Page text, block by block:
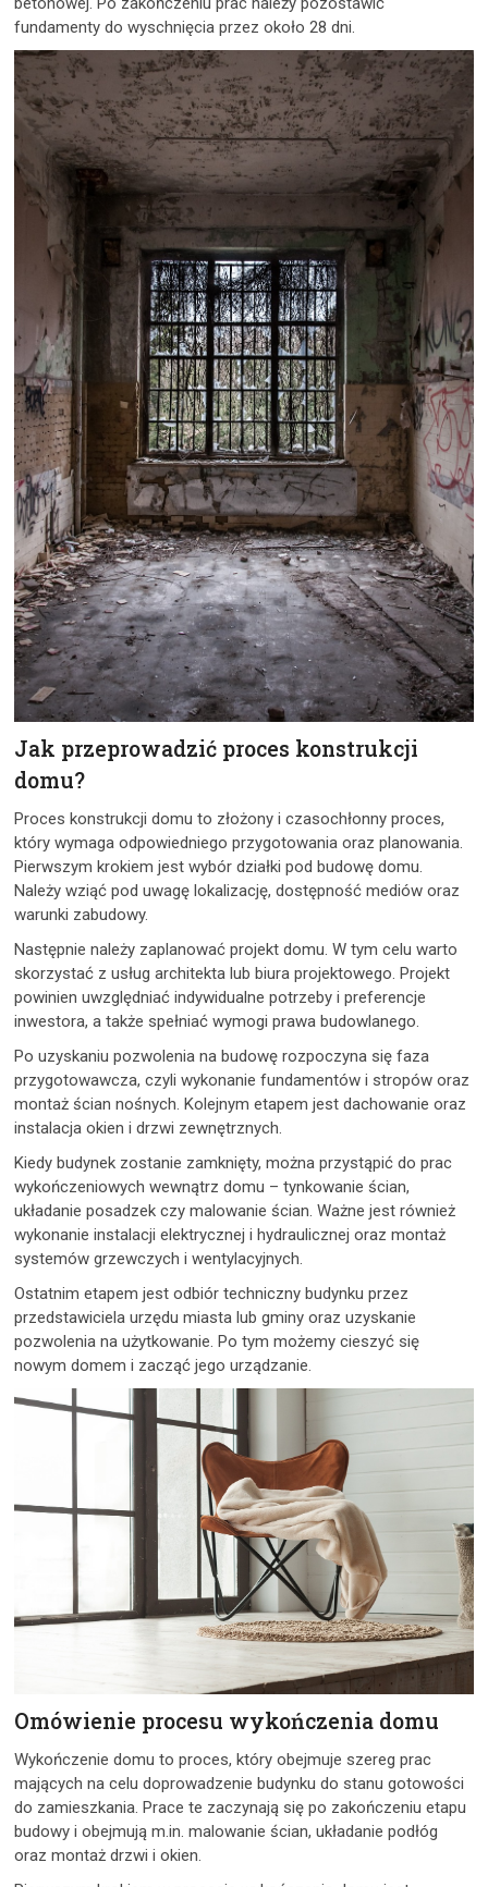
fundamenty do wyschnięcia przez około 28 dni.
Jak przeprowadzić proces konstrukcji
domu?
Proces konstrukcji domu to złożony i czasochłonny proces,
który wymaga odpowiedniego przygotowania oraz planowania.
Pierwszym krokiem jest wybór działki pod budowę domu.
Należy wziąć pod uwagę lokalizację, dostępność mediów oraz
warunki zabudowy.
Następnie należy zaplanować projekt domu. W tym celu warto
skorzystać z usług architekta lub biura projektowego. Projekt
powinien uwzględniać indywidualne potrzeby i preferencje
inwestora, a także spełniać wymogi prawa budowlanego.
Po uzyskaniu pozwolenia na budowę rozpoczyna się faza
przygotowawcza, czyli wykonanie fundamentów i stropów oraz
montaż ścian nośnych. Kolejnym etapem jest dachowanie oraz
instalacja okien i drzwi zewnętrznych.
Kiedy budynek zostanie zamknięty, można przystąpić do prac
wykończeniowych wewnątrz domu – tynkowanie ścian,
układanie posadzek czy malowanie ścian. Ważne jest również
wykonanie instalacji elektrycznej i hydraulicznej oraz montaż
systemów grzewczych i wentylacyjnych.
Ostatnim etapem jest odbiór techniczny budynku przez
przedstawiciela urzędu miasta lub gminy oraz uzyskanie
pozwolenia na użytkowanie. Po tym możemy cieszyć się
nowym domem i zacząć jego urządzanie.
Omówienie procesu wykończenia domu
Wykończenie domu to proces, który obejmuje szereg prac
mających na celu doprowadzenie budynku do stanu gotowości
do zamieszkania. Prace te zaczynają się po zakończeniu etapu
budowy i obejmują m.in. malowanie ścian, układanie podłóg
oraz montaż drzwi i okien.